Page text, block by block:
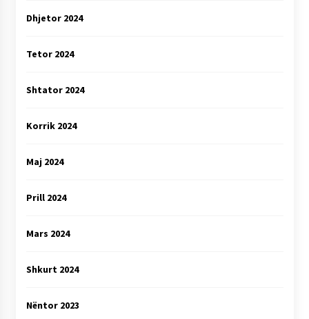
Dhjetor 2024
Tetor 2024
Shtator 2024
Korrik 2024
Maj 2024
Prill 2024
Mars 2024
Shkurt 2024
Nëntor 2023